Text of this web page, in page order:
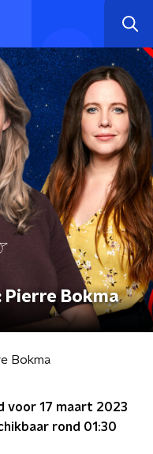
Pierre Bokma
Bokma
voor 17 maart 2023
rond 01:30